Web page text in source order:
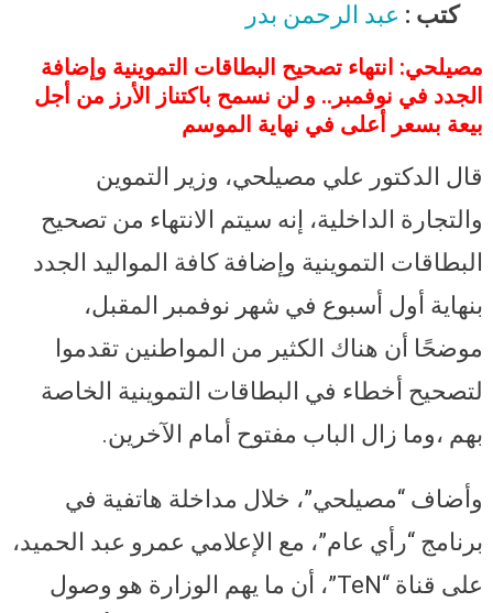
كتب : عبد الرحمن بدر
مصيلحي: انتهاء تصحيح البطاقات التموينية وإضافة
الجدد في نوفمبر.. و لن نسمح باكتناز الأرز من أجل
بيعة بسعر أعلى في نهاية الموسم
قال الدكتور علي مصيلحي، وزير التموين
والتجارة الداخلية، إنه سيتم الانتهاء من تصحيح
البطاقات التموينية وإضافة كافة المواليد الجدد
بنهاية أول أسبوع في شهر نوفمبر المقبل،
موضحًا أن هناك الكثير من المواطنين تقدموا
لتصحيح أخطاء في البطاقات التموينية الخاصة
بهم ،وما زال الباب مفتوح أمام الآخرين.
وأضاف “مصيلحي”، خلال مداخلة هاتفية في
برنامج “رأي عام”، مع الإعلامي عمرو عبد الحميد،
على قناة “TeN”، أن ما يهم الوزارة هو وصول